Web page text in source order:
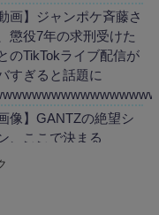
動画】ジャンポケ斉藤さ
懲役7年の求刑受けた
のTikTokライブ配信が
すぎると話題に
画像】GANTZの絶望シ
、ここで決まる